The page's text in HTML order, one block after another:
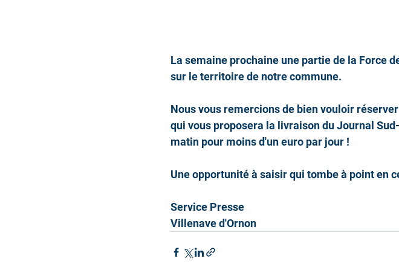
La semaine prochaine une partie de la Force
sur le territoire de notre commune.
Nous vous remercions de bien vouloir
qui vous proposera la livraison du Journal
matin pour moins d'un euro par jour !
Une opportunité à saisir qui tombe à point en
Service Presse
Villenave d'Ornon